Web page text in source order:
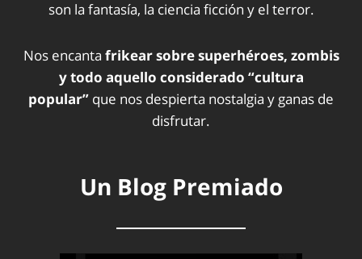
son la fantasía, la ciencia ficción y el terror.
Nos encanta frikear sobre superhéroes, zombis
y todo aquello considerado “cultura
popular” que nos despierta nostalgia y ganas de
disfrutar.
Un Blog Premiado